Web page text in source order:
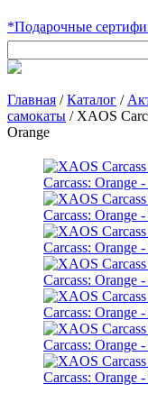
*Подарочные
Главная /Каталог /
самокаты / XAOS
Orange